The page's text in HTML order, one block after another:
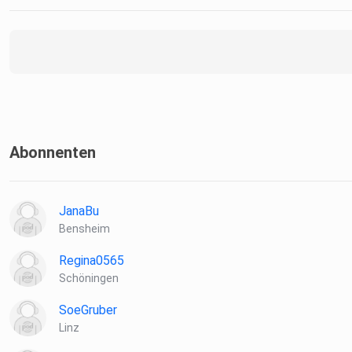
Abonnenten
JanaBu
Bensheim
Regina0565
Schöningen
SoeGruber
Linz